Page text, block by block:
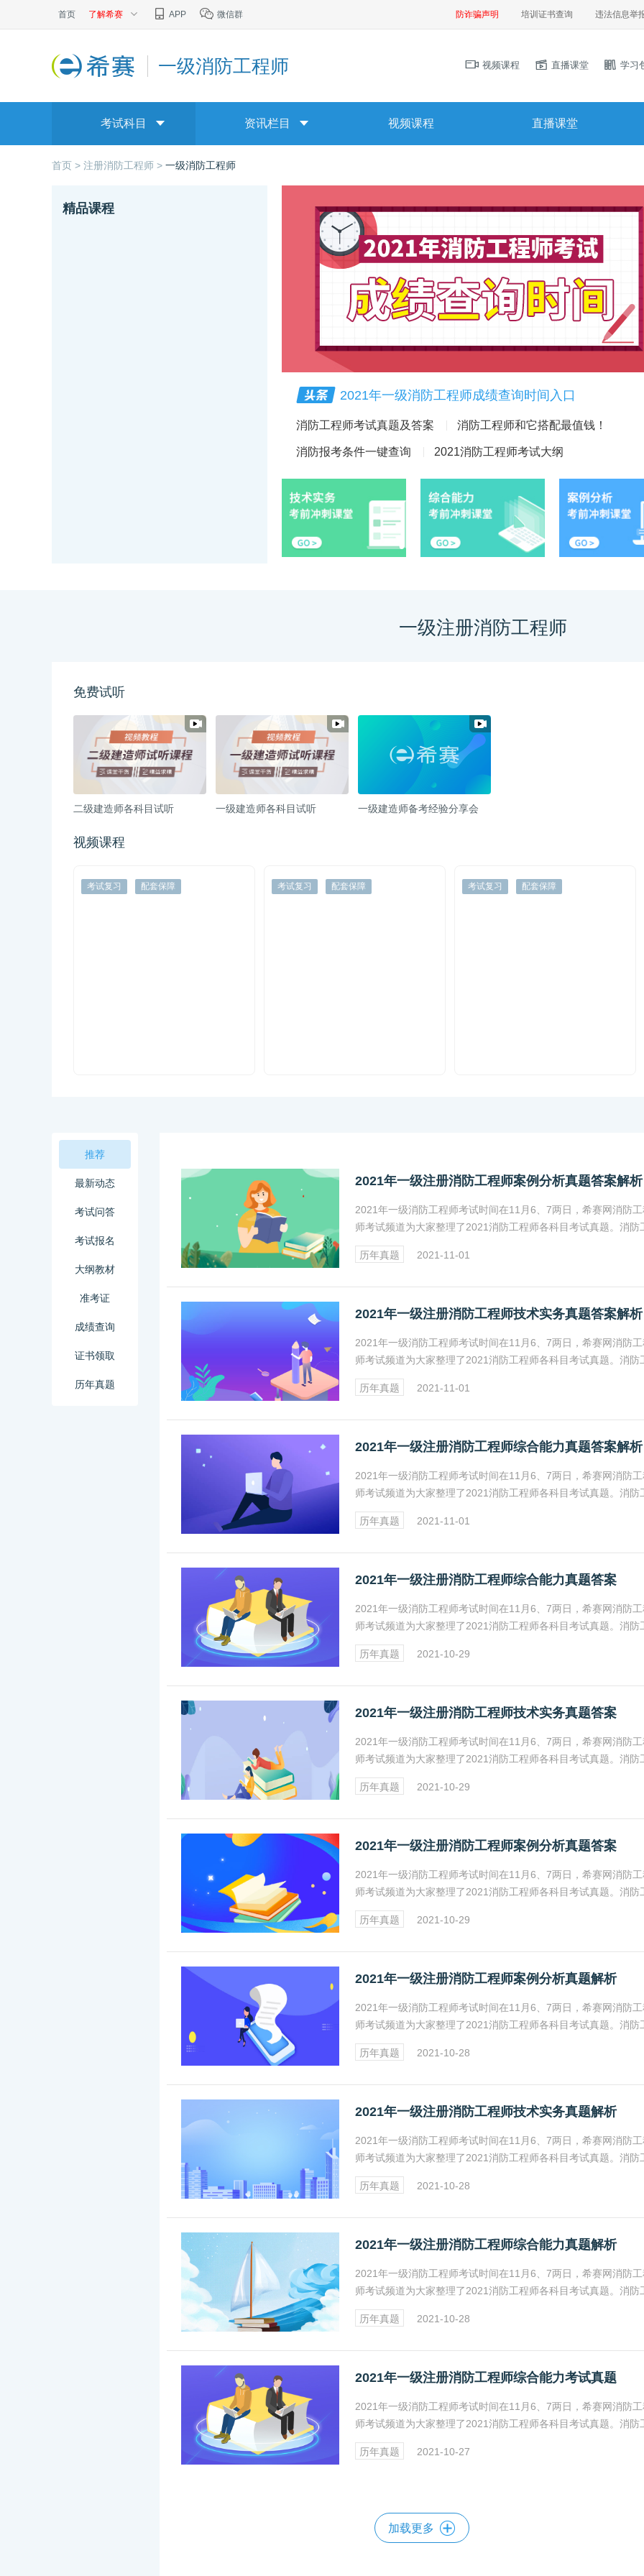
首页 了解希赛 APP 微信群 防诈骗声明 培训证书查询 违法信息举
一级消防工程师 视频课程 直播课堂 学习
考试科目 资讯栏目 视频课程 直播课堂
首页 > 注册消防工程师 > 一级消防工程师
精品课程
2021年一级消防工程师成绩查询时间入口
消防工程师考试真题及答案 消防工程师和它搭配最值钱！
消防报考条件一键查询 2021消防工程师考试大纲
一级注册消防工程师
免费试听
二级建造师各科目试听 一级建造师各科目试听 一级建造师备考经验分享会
视频课程
考试复习 配套保障 考试复习 配套保障 考试复习 配套保障
推荐
最新动态
考试问答
考试报名
大纲教材
准考证
成绩查询
证书领取
历年真题
2021年一级注册消防工程师案例分析真题答案解析
2021年一级消防工程师考试时间在11月6、7两日，希赛网消防工
师考试频道为大家整理了2021消防工程师各科目考试真题。消防
师考试报名、成绩查询、证书领取及注册等相关信息详情请关注希
网消防工程师频道。
历年真题 2021-11-01
2021年一级注册消防工程师技术实务真题答案解析
2021年一级消防工程师考试时间在11月6、7两日，希赛网消防工
师考试频道为大家整理了2021消防工程师各科目考试真题。消防
师考试报名、成绩查询、证书领取及注册等相关信息详情请关注希
网消防工程师频道。
历年真题 2021-11-01
2021年一级注册消防工程师综合能力真题答案解析
2021年一级消防工程师考试时间在11月6、7两日，希赛网消防工
师考试频道为大家整理了2021消防工程师各科目考试真题。消防
师考试报名、成绩查询、证书领取及注册等相关信息详情请关注希
网消防工程师频道。
历年真题 2021-11-01
2021年一级注册消防工程师综合能力真题答案
2021年一级消防工程师考试时间在11月6、7两日，希赛网消防工
师考试频道为大家整理了2021消防工程师各科目考试真题。消防
师考试报名、成绩查询、证书领取及注册等相关信息详情请关注希
网消防工程师频道。
历年真题 2021-10-29
2021年一级注册消防工程师技术实务真题答案
2021年一级消防工程师考试时间在11月6、7两日，希赛网消防工
师考试频道为大家整理了2021消防工程师各科目考试真题。消防
师考试报名、成绩查询、证书领取及注册等相关信息详情请关注希
网消防工程师频道。
历年真题 2021-10-29
2021年一级注册消防工程师案例分析真题答案
2021年一级消防工程师考试时间在11月6、7两日，希赛网消防工
师考试频道为大家整理了2021消防工程师各科目考试真题。消防
师考试报名、成绩查询、证书领取及注册等相关信息详情请关注希
网消防工程师频道。
历年真题 2021-10-29
2021年一级注册消防工程师案例分析真题解析
2021年一级消防工程师考试时间在11月6、7两日，希赛网消防工
师考试频道为大家整理了2021消防工程师各科目考试真题。消防
师考试报名、成绩查询、证书领取及注册等相关信息详情请关注希
网消防工程师频道。
历年真题 2021-10-28
2021年一级注册消防工程师技术实务真题解析
2021年一级消防工程师考试时间在11月6、7两日，希赛网消防工
师考试频道为大家整理了2021消防工程师各科目考试真题。消防
师考试报名、成绩查询、证书领取及注册等相关信息详情请关注希
网消防工程师频道。
历年真题 2021-10-28
2021年一级注册消防工程师综合能力真题解析
2021年一级消防工程师考试时间在11月6、7两日，希赛网消防工
师考试频道为大家整理了2021消防工程师各科目考试真题。消防
师考试报名、成绩查询、证书领取及注册等相关信息详情请关注希
网消防工程师频道。
历年真题 2021-10-28
2021年一级注册消防工程师综合能力考试真题
2021年一级消防工程师考试时间在11月6、7两日，希赛网消防工
师考试频道为大家整理了2021消防工程师各科目考试真题。消防
师考试报名、成绩查询、证书领取及注册等相关信息详情请关注希
网消防工程师频道。
历年真题 2021-10-27
加载更多